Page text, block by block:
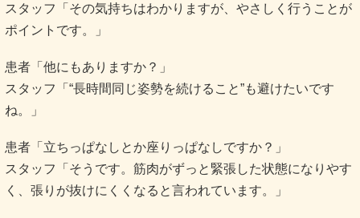
スタッフ「その気持ちはわかりますが、やさしく行うことが
ポイントです。」
患者「他にもありますか？」
スタッフ「“長時間同じ姿勢を続けること”も避けたいです
ね。」
患者「立ちっぱなしとか座りっぱなしですか？」
スタッフ「そうです。筋肉がずっと緊張した状態になりやす
く、張りが抜けにくくなると言われています。」